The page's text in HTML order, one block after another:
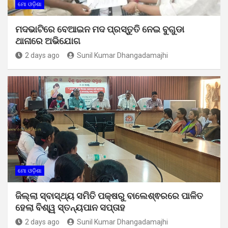
ମୋ ଓଡ଼ିଶା
ମଦଭାଟିରେ ବେଆଇନ ମଦ ପ୍ରସ୍ତୁତି ନେଇ ବୁଗୁଡା
ଥାନାରେ ଅଭିଯୋଗ
2 days ago Sunil Kumar Dhangadamajhi
ମୋ ଓଡ଼ିଶା
ଜିଲ୍ଲା ସ୍ବାସ୍ଥ୍ୟ ସମିତି ପକ୍ଷରୁ ବାଲେଶ୍ଵରରେ ପାଳିତ
ହେଲା ବିଶ୍ୱ ସ୍ତନ୍ୟପାନ ସପ୍ତାହ
2 days ago Sunil Kumar Dhangadamajhi